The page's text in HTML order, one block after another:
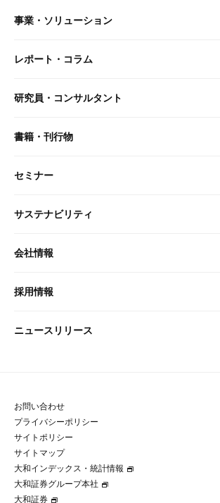
事業・ソリューション
事業・ソリューション トップ
リサーチ
大和総研の強み
先端テクノロジーに基づく新たな価値の創出
レポート・コラム
レポート・コラム トップ
最新のレポート・コラム
政策分析
金融経済教育等
研究員・コンサルタント
研究員・コンサルタント トップ
研究員
書籍・刊行物
書籍・刊行物 トップ
書籍
セミナー
セミナー トップ
現在受付中のセミナー・イベント
サステナビリティ
サステナビリティの取り組み
次世代社会への貢献
マルチステークホルダー方針
パートナーシップ構築宣言
会社情報
会社情報 トップ
会社概要・役員一覧
大和総研の歩み
グループ会社
採用情報
採用情報 トップ
経験者採用
ニュースリリース
お問い合わせ
プライバシーポリシー
サイトポリシー
サイトマップ
大和インデックス・統計情報
大和証券グループ本社
大和証券